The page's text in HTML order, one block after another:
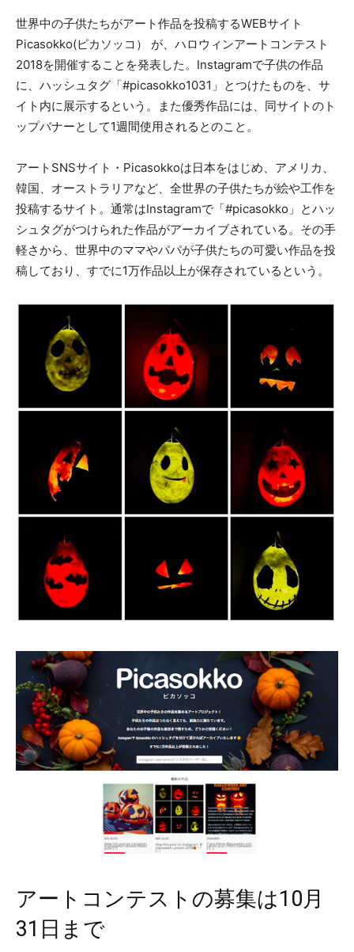
世界中の子供たちがアート作品を投稿するWEBサイト
Picasokko(ピカソッコ） が、ハロウィンアートコンテスト
2018を開催することを発表した。Instagramで子供の作品
に、ハッシュタグ「#picasokko1031」とつけたものを、サ
イト内に展示するという。また優秀作品には、同サイトのト
ップバナーとして1週間使用されるとのこと。
アートSNSサイト・Picasokkoは日本をはじめ、アメリカ、
韓国、オーストラリアなど、全世界の子供たちが絵や工作を
投稿するサイト。通常はInstagramで「#picasokko」とハッ
シュタグがつけられた作品がアーカイブされている。その手
軽さから、世界中のママやパパが子供たちの可愛い作品を投
稿しており、すでに1万作品以上が保存されているという。
アートコンテストの募集は10月
31日まで